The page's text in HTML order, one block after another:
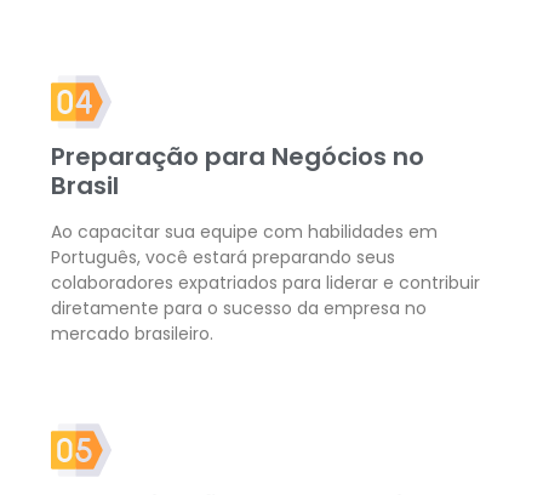
Preparação para Negócios no
Brasil
Ao capacitar sua equipe com habilidades em
Português, você estará preparando seus
colaboradores expatriados para liderar e contribuir
diretamente para o sucesso da empresa no
mercado brasileiro.